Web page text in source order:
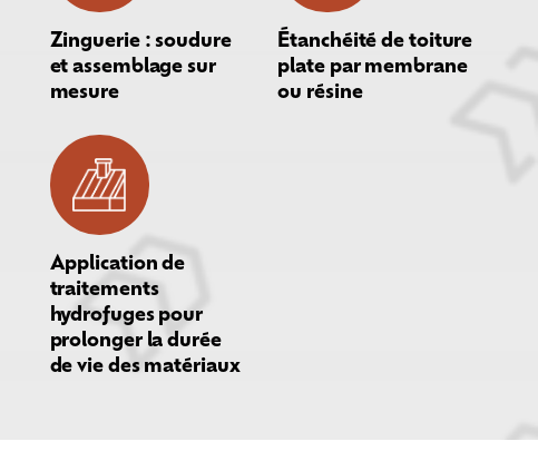
Zinguerie : soudure
et assemblage sur
mesure
Étanchéité de toiture
plate par membrane
ou résine
Application de
traitements
hydrofuges pour
prolonger la durée
de vie des matériaux